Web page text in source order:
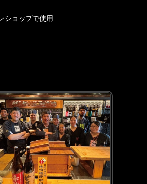
ショップで使用